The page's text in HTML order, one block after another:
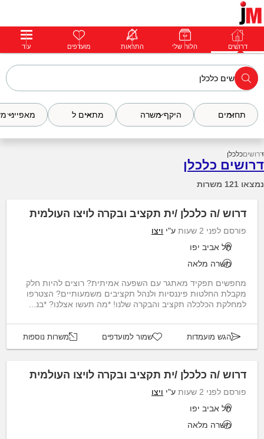
דרושים פרופילים הודעות פרימיום דרושים הלוח שלי התראות מועדפים עוד
תחומים היקף משרה מתאים ל מאפייני
דרושיםכלכלן
דרושים כלכלן
נמצאו 121 משרות
דרוש /ה כלכלן /ית תקציב ובקרה לויצו העולמית
פורסם לפני 2 שעות ע"י ויצו
תל אביב יפו
משרה מלאה
מחפשים תפקיד מאתגר עם השפעה אמיתית? רוצים להיות חלק
מקבלת החלטות פיננסיות ולנהל תקציבים משמעותיים? הצטרפו
למחלקת הכלכלה תקציב והבקרה שלנו! *מה תעשו אצלנו? *בנ...
הגש מועמדות שמור למועדפים משרות נוספות
דרוש /ה כלכלן /ית תקציב ובקרה לויצו העולמית
פורסם לפני 2 שעות ע"י ויצו
תל אביב יפו
משרה מלאה